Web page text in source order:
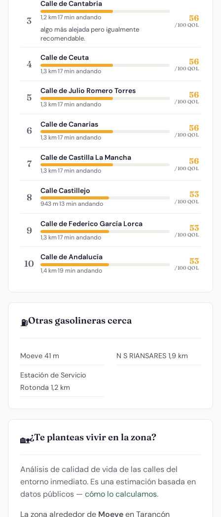
3
Calle de Cantabria
1,2 km·17 min andando
algo más alejada pero igualmente
recomendable.
56
/100 QOL
4
Calle de Ceuta
1,3 km·17 min andando
56
/100 QOL
5
Calle de Julio Romero Torres
1,3 km·17 min andando
56
/100 QOL
6
Calle de Canarias
1,3 km·17 min andando
56
/100 QOL
7
Calle de Castilla La Mancha
1,3 km·17 min andando
56
/100 QOL
8
Calle Castillejo
943 m·13 min andando
53
/100 QOL
9
Calle de Federico García Lorca
1,3 km·17 min andando
53
/100 QOL
10
Calle de Andalucía
1,4 km·19 min andando
53
/100 QOL
⛽Otras gasolineras cerca
Moeve 41 m
Estación de Servicio
Rotonda 1,2 km
N S RIANSARES 1,9 km
🏡¿Te planteas vivir en la zona?
Análisis de calidad de vida de las calles del
entorno inmediato. Es una estimación basada en
datos públicos — cómo lo calculamos.
La zona alrededor de Moeveen Tarancón